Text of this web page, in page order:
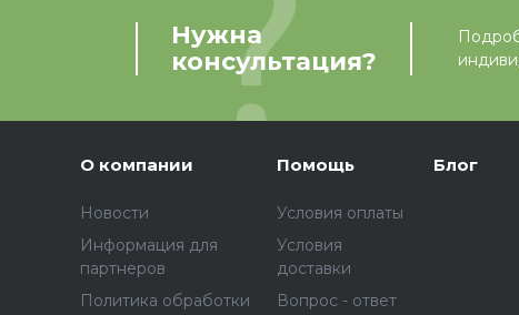
Нужна
консультация?
О компании
Новости
Информация для
партнеров
Политика обработки
Помощь
Условия оплаты
Условия
доставки
Вопрос - ответ
Блог